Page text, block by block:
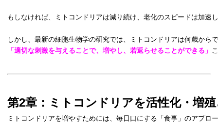
もしなければ、ミトコンドリアは減り続け、老化のスピードは加速
「適切な刺激を与えることで、増やし、若返らせることができる」
第2章：ミトコンドリアを活性化・増
ミトコンドリアを増やすためには、毎日口にする「食事」のアプロ